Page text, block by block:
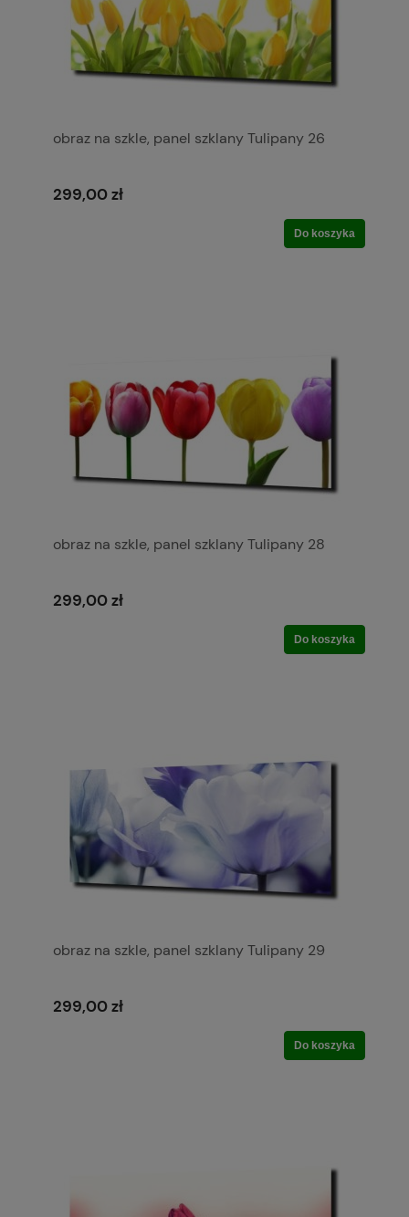
obraz na szkle, panel szklany Tulipany 26
299,00 zł
Do koszyka
obraz na szkle, panel szklany Tulipany 28
299,00 zł
Do koszyka
obraz na szkle, panel szklany Tulipany 29
299,00 zł
Do koszyka